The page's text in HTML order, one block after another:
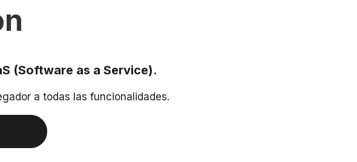
(Software as a Service).
a todas las funcionalidades.